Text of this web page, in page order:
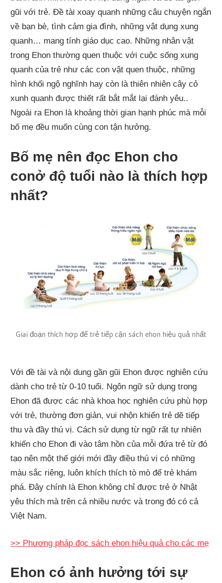
gũi với trẻ. Đề tài xoay quanh những câu chuyện ngắn
về bạn bè, tình cảm gia đình, những vật dụng xung
quanh… mang tính giáo dục cao. Những nhân vật
trong Ehon thường quen thuộc với cuộc sống xung
quanh của trẻ như các con vật quen thuộc, những
hình khối ngộ nghĩnh hay còn là thiên nhiên cây cỏ
xunh quanh được thiết rất bắt mắt lại đánh yêu..
Ngoài ra Ehon là khoảng thời gian hạnh phúc mà mỗi
bố mẹ đều muốn cùng con tận hưởng.
Bố mẹ nên đọc Ehon cho
conở độ tuổi nào là thích hợp
nhất?
Giai đoạn thích hợp để trẻ tiếp cận sách ehon hiệu quả nhất
Với đề tài và nội dung gần gũi Ehon được nghiên cứu
dành cho trẻ từ 0-10 tuổi. Ngôn ngữ sử dụng trong
Ehon đã được các nhà khoa học nghiên cứu phù hợp
với trẻ, thường đơn giản, vui nhộn khiến trẻ dẽ tiếp
thu và đầy thú vị. Cách sử dụng từ ngữ rất tự nhiên
khiến cho Ehon đi vào tâm hồn của mỗi đứa trẻ từ đó
tạo nên một thế giới mới đầy điều thú vị có những
màu sắc riêng, luôn khích thích tò mò để trẻ khám
phá. Đây chính là Ehon không chỉ được trẻ ở Nhật
yêu thích mà trên cả nhiều nước và trong đó có cả
Việt Nam.
>> Phương pháp đọc sách ehon hiệu quả cho các mẹ
Ehon có ảnh hưởng tới sự